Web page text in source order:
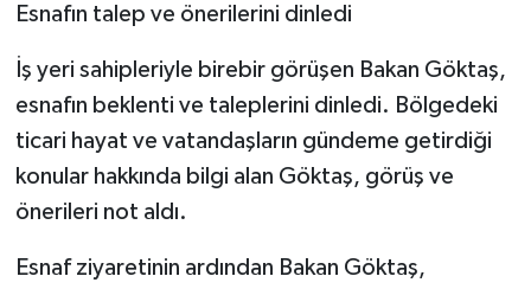
Esnafın talep ve önerilerini dinledi
İş yeri sahipleriyle birebir görüşen Bakan Göktaş,
esnafın beklenti ve taleplerini dinledi. Bölgedeki
ticari hayat ve vatandaşların gündeme getirdiği
konular hakkında bilgi alan Göktaş, görüş ve
önerileri not aldı.
Esnaf ziyaretinin ardından Bakan Göktaş,